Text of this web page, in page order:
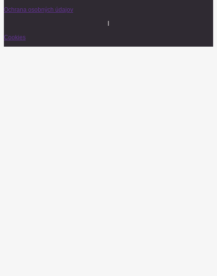
Ochrana osobných údajov
Cookies